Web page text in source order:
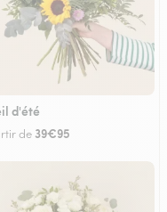
d'été
de 39€95